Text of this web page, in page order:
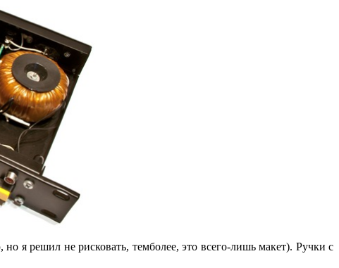
я решил не рисковать, темболее, это всего-лишь макет). Ручки с